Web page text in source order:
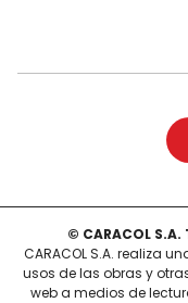
© CARACOL
CARACOL S.A. realiza
usos de las obras y
web a medios de